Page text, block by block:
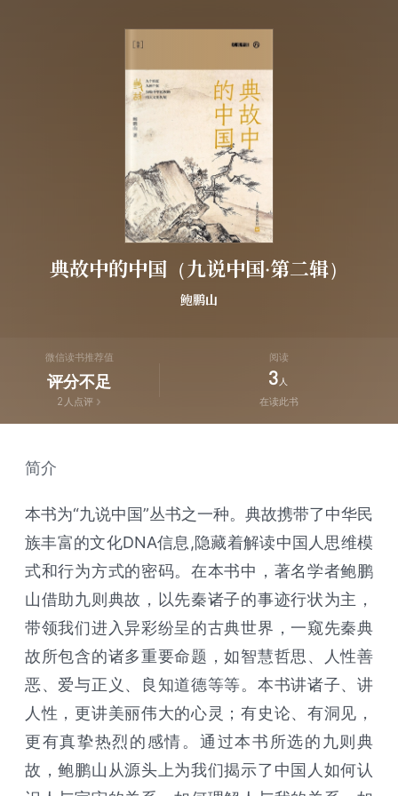
典故中的中国（九说中国·第二辑）
鲍鹏山
微信读书推荐值
评分不足
2 人点评
阅读
3 人
在读此书
简介
本书为“九说中国”丛书之一种。典故携带了中华民
族丰富的文化DNA信息,隐藏着解读中国人思维模
式和行为方式的密码。在本书中，著名学者鲍鹏
山借助九则典故，以先秦诸子的事迹行状为主，
带领我们进入异彩纷呈的古典世界，一窥先秦典
故所包含的诸多重要命题，如智慧哲思、人性善
恶、爱与正义、良知道德等等。本书讲诸子、讲
人性，更讲美丽伟大的心灵；有史论、有洞见，
更有真挚热烈的感情。通过本书所选的九则典
故，鲍鹏山从源头上为我们揭示了中国人如何认